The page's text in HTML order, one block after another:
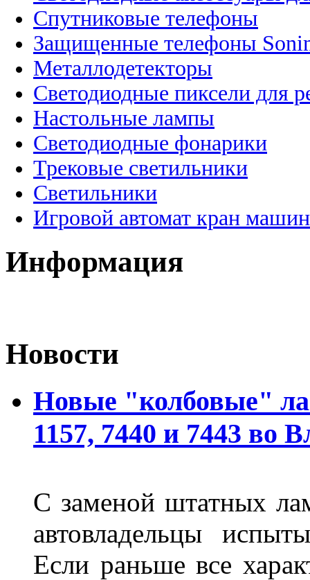
Спутниковые телефоны
Защищенные телефоны
Металлодетекторы
Светодиодные пиксели для
Настольные лампы
Светодиодные фонарики
Трековые светильники
Светильники
Игровой автомат кран
Информация
Новости
Новые "колбовые"
1157, 7440 и 7443 во
С заменой штатных
автовладельцы
Если раньше все